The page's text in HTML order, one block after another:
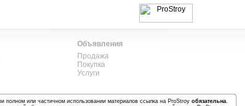
Объявления
Продажа
Покупка
Услуги
полном или частичном использовании материалов ссылка на ProStroyобязательна.